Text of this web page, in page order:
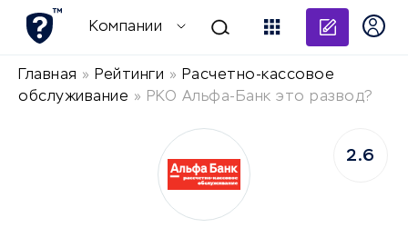
Компании
Главная » Рейтинги » Расчетно-кассовое
обслуживание » РКО Альфа-Банк это развод?
2.6